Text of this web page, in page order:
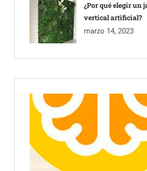
¿Por qué elegir un
vertical artificial?
marzo 14, 2023